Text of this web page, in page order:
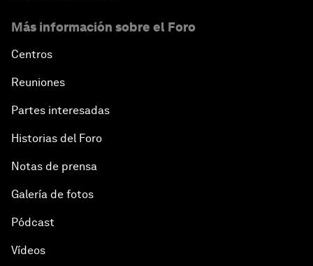
Más información sobre el Foro
Centros
Reuniones
Partes interesadas
Historias del Foro
Notas de prensa
Galería de fotos
Pódcast
Vídeos